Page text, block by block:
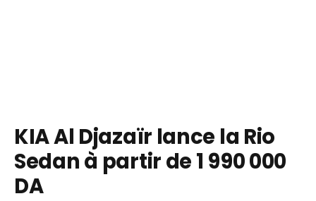
KIA Al Djazaïr lance la Rio
Sedan à partir de 1 990 000
DA